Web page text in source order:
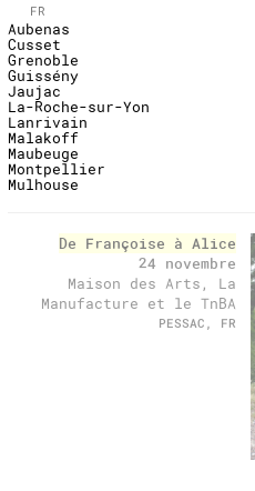
FR
Aubenas
Cusset
Grenoble
Guissény
Jaujac
La-Roche-sur-Yon
Lanrivain
Malakoff
Maubeuge
Montpellier
Mulhouse
pastDe Françoise à Alice
24 novembre
Maison des Arts, La
Manufacture et le TnBA
PESSAC, FR